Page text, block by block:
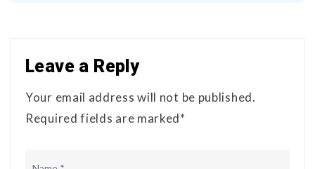
Leave a Reply
Your email address will not be published.
Required fields are marked*